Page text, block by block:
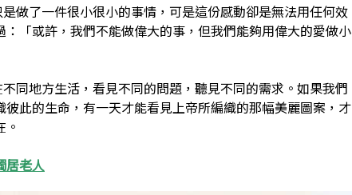
做了一件很小很小的事情，可是這份感動卻是無法用任何效
「或許，我們不能做偉大的事，但我們能夠用偉大的愛做小
地方生活，看見不同的問題，聽見不同的需求。如果我們
此的生命，有一天才能看見上帝所編織的那幅美麗圖案，才
居老人